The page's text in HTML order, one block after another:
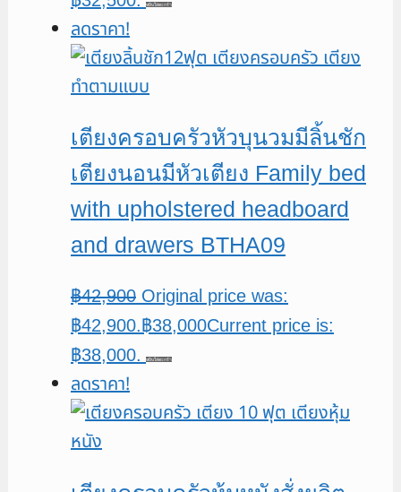
หยิบใส่ตะกร้า
ลดราคา!
เตียงครอบครัวหัวบุนวมมีลิ้นชัก
เตียงนอนมีหัวเตียง Family bed
with upholstered headboard
and drawers BTHA09
฿42,900 Original price was:
฿42,900.฿38,000Current price is:
฿38,000.
หยิบใส่ตะกร้า
ลดราคา!